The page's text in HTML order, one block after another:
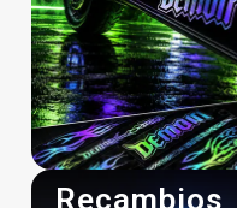
Recambios